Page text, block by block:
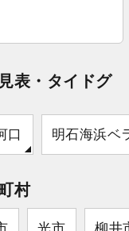
表・タイドグ
口 明石海浜ベ
村
光市 柳井